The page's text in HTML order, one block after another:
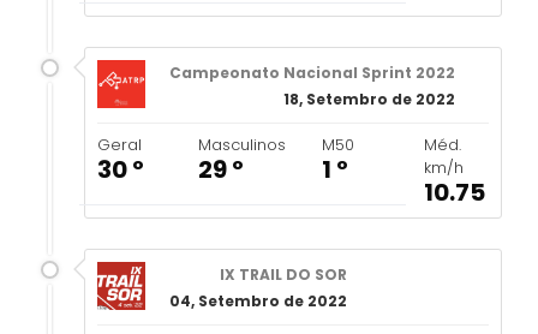
Campeonato Nacional Sprint 2022
18, Setembro de 2022
Geral
30 º
Masculinos
29 º
M50
1 º
Méd.
km/h
10.75
IX TRAIL DO SOR
04, Setembro de 2022